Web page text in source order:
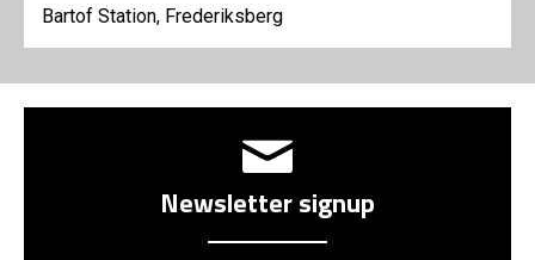
Bartof Station, Frederiksberg
Newsletter signup